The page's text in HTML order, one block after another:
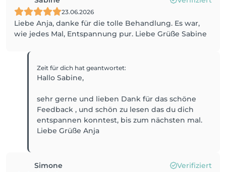
23.06.2026
Liebe Anja, danke für die tolle Behandlung. Es war,
wie jedes Mal, Entspannung pur. Liebe Grüße Sabine
Zeit für dich hat geantwortet:
Hallo Sabine,
sehr gerne und lieben Dank für das schöne
Feedback , und schön zu lesen das du dich
entspannen konntest, bis zum nächsten mal.
Liebe Grüße Anja
Simone Verifiziert